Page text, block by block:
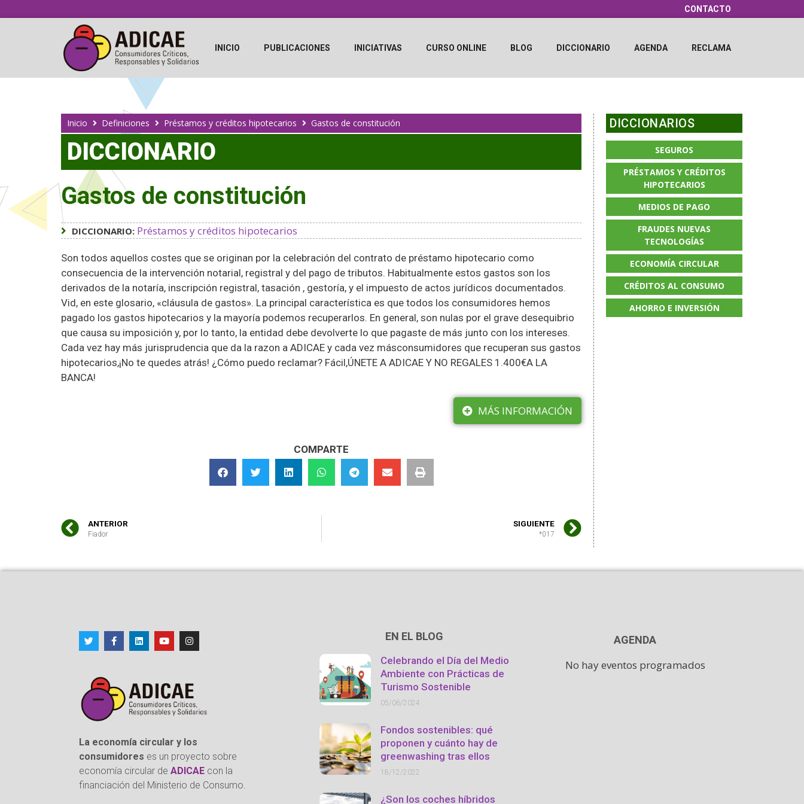
CONTACTO
INICIO PUBLICACIONES INICIATIVAS CURSO ONLINE BLOG DICCIONARIO AGENDA RECLAMA
Inicio Definiciones Préstamos y créditos hipotecarios Gastos de constitución
DICCIONARIO
Gastos de constitución
DICCIONARIO: Préstamos y créditos hipotecarios
Son todos aquellos costes que se originan por la celebración del contrato de préstamo hipotecario como
consecuencia de la intervención notarial, registral y del pago de tributos. Habitualmente estos gastos son los
derivados de la notaría, inscripción registral, tasación , gestoría, y el impuesto de actos jurídicos documentados.
Vid, en este glosario, «cláusula de gastos». La principal característica es que todos los consumidores hemos
pagado los gastos hipotecarios y la mayoría podemos recuperarlos. En general, son nulas por el grave desequibrio
que causa su imposición y, por lo tanto, la entidad debe devolverte lo que pagaste de más junto con los intereses.
Cada vez hay más jurisprudencia que da la razon a ADICAE y cada vez másconsumidores que recuperan sus gastos
hipotecarios,¡No te quedes atrás! ¿Cómo puedo reclamar? Fácil,ÚNETE A ADICAE Y NO REGALES 1.400€A LA
BANCA!
MÁS INFORMACIÓN
COMPARTE
ANTERIOR
Fiador
SIGUIENTE
*017
DICCIONARIOS
SEGUROS
PRÉSTAMOS Y CRÉDITOS
HIPOTECARIOS
MEDIOS DE PAGO
FRAUDES NUEVAS
TECNOLOGÍAS
ECONOMÍA CIRCULAR
CRÉDITOS AL CONSUMO
AHORRO E INVERSIÓN
La economía circular y los
consumidores es un proyecto sobre
economía circular de ADICAE con la
financiación del Ministerio de Consumo.
EN EL BLOG
Celebrando el Día del Medio
Ambiente con Prácticas de
Turismo Sostenible
05/06/2024
Fondos sostenibles: qué
proponen y cuánto hay de
greenwashing tras ellos
18/12/2022
¿Son los coches híbridos
AGENDA
No hay eventos programados